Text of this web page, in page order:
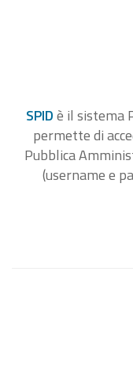
SPIDè il sistema
permette di
Pubblica
(username e